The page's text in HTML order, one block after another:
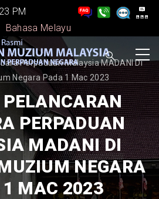
PM
Bahasa Melayu
Perpaduan Malaysia MADANI Di
Negara Pada 1 Mac 2023
PERPADUAN
MADANI DI
NEGARA
1 MAC 2023